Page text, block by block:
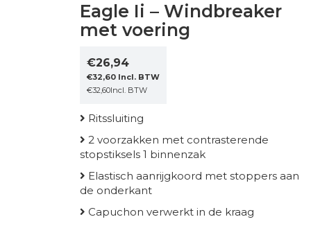
Eagle Ii – Windbreaker
met voering
€26,94
€32,60 Incl. BTW
€32,60Incl. BTW
Ritssluiting
2 voorzakken met contrasterende
stopstiksels 1 binnenzak
Elastisch aanrijgkoord met stoppers aan
de onderkant
Capuchon verwerkt in de kraag